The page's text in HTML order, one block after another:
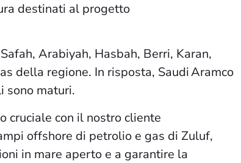
destinati al progetto
Arabiyah, Hasbah, Berri, Karan,
della regione. In risposta, Saudi Aramco
sono maturi.
cruciale con il nostro cliente
offshore di petrolio e gas di Zuluf,
in mare aperto e a garantire la